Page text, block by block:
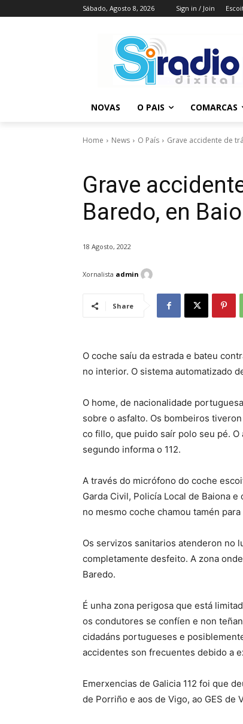
Sábado, Agosto 8, 2026 Sign in / Join
NOVAS O PAIS COMARCAS
Home News O País Grave accidente de
Grave
Baredo, en
18 Agosto, 2022
Xornalista admin
Share
O coche saíu da estrada e bateu
no interior. O sistema automatizado
O home, de nacionalidade
sobre o asfalto. Os bombeiros
co fillo, que puido saír polo seu pé.
segundo informa o 112.
A través do micrófono do coche
Garda Civil, Policía Local de Baiona
no mesmo coche chamou tamén
Os servizos sanitarios atenderon no
completamente desfeito. A zona
Baredo.
É unha zona perigosa que está
os condutores se confíen e non
cidadáns portugueses e
accidentes son frecuentes debido a
Emerxencias de Galicia 112 foi que
de Porriño e aos de Vigo, ao GES de